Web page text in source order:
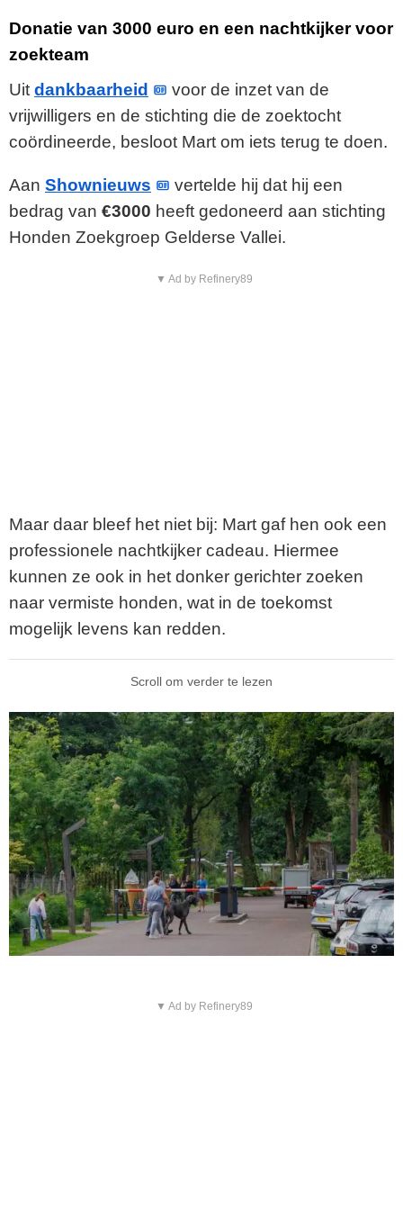
Donatie van 3000 euro en een nachtkijker voor
zoekteam
Uit dankbaarheid
voor de inzet van de
vrijwilligers en de stichting die de zoektocht
coördineerde, besloot Mart om iets terug te doen.
Aan Shownieuws
vertelde hij dat hij een
bedrag van €3000 heeft gedoneerd aan stichting
Honden Zoekgroep Gelderse Vallei.
▼ Ad by Refinery89
Maar daar bleef het niet bij: Mart gaf hen ook een
professionele nachtkijker cadeau. Hiermee
kunnen ze ook in het donker gerichter zoeken
naar vermiste honden, wat in de toekomst
mogelijk levens kan redden.
Scroll om verder te lezen
▼ Ad by Refinery89